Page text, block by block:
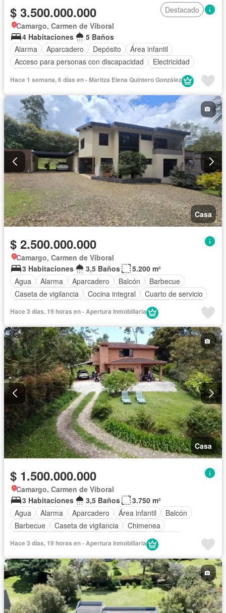
$ 3.500.000.000
Destacado
Camargo, Carmen de Viboral
4 Habitaciones
5 Baños
Alarma
Aparcadero Depósito
Área infantil
Acceso para personas con discapacidad
Electricidad
Agua
Patio
Hace 1 semana, 6 días en - Maritza Elena Quintero González
Casa
$ 2.500.000.000
Camargo, Carmen de Viboral
3 Habitaciones
3,5 Baños
5.200 m²
Agua
Alarma Aparcadero Balcón
Barbecue
Caseta de vigilancia
Cocina integral
Cuarto de servicio
Gas natural
Patio
Seguridad privada
Tanque de agua
Wifi
Hace 3 días, 19 horas en - Apertura Inmobiliaria
Casa
$ 1.500.000.000
Camargo, Carmen de Viboral
3 Habitaciones
3,5 Baños
3.750 m²
Agua
Alarma Aparcadero Área infantil
Balcón
Barbecue
Caseta de vigilancia
Chimenea
Estudio
Seguridad privada
Tanque de agua
Vista panorámica Wifi
Hace 3 días, 19 horas en - Apertura Inmobiliaria